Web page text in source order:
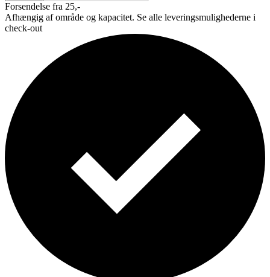
Forsendelse fra 25,-
Afhængig af område og kapacitet. Se alle leveringsmulighederne i
check-out